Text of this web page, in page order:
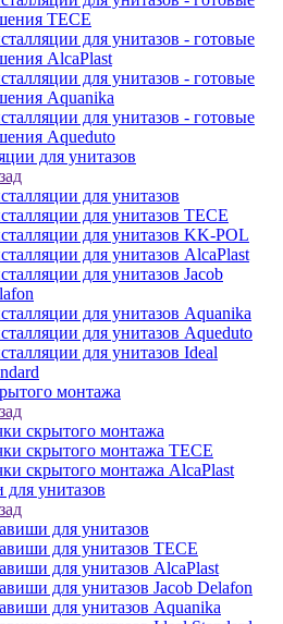
TECE
для унитазов - готовые
AlcaPlast
для унитазов - готовые
Aquanika
для унитазов - готовые
Aqueduto
для унитазов
для унитазов
для унитазов TECE
для унитазов KK-POL
для унитазов AlcaPlast
для унитазов Jacob
для унитазов Aquanika
для унитазов Aqueduto
для унитазов Ideal
монтажа
скрытого монтажа
скрытого монтажа TECE
скрытого монтажа AlcaPlast
унитазов
для унитазов
для унитазов TECE
для унитазов AlcaPlast
для унитазов Jacob Delafon
для унитазов Aquanika